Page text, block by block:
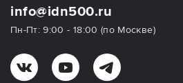
info@idn500.ru
Пн-Пт: 9:00 - 18:00 (по Москве)